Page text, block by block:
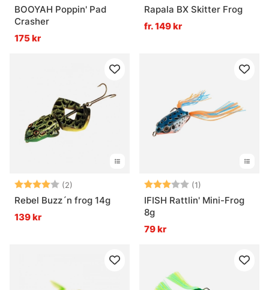
När används grodbeten bäst?
Vad är ett grodbete bra för?
BOOYAH Poppin' Pad
Crasher
175 kr
Rapala BX Skitter Frog
fr. 149 kr
Betyg: (2)
4.0 utav 5 stjärnor
Rebel Buzz´n frog 14g
139 kr
Betyg: (1)
IFISH Rattlin' Mini-Frog
8g
79 kr